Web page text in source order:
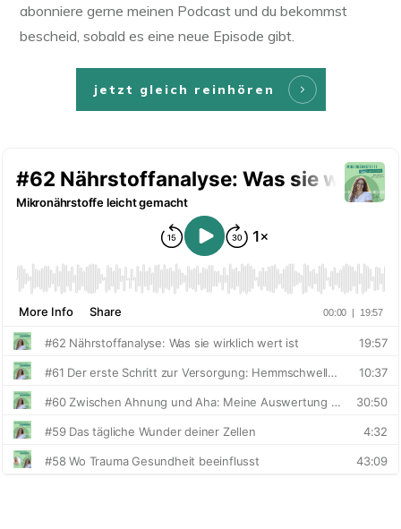
abonniere gerne meinen Podcast und du bekommst
bescheid, sobald es eine neue Episode gibt.
jetzt gleich reinhören